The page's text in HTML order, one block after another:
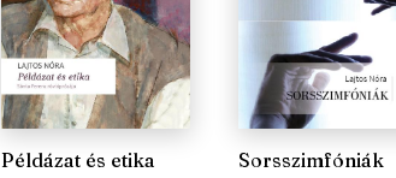
Példázat és etika Sorsszimfóniák